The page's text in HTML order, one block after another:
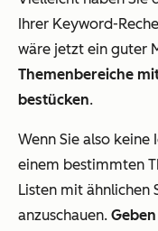
Ihrer Keyword-
wäre jetzt ein guter
Themenbereiche
bestücken.
Wenn Sie also
einem bestimmten
Listen mit ähnlichen
anzuschauen.